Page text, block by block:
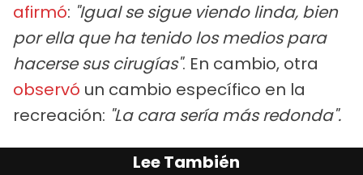
afirmó: "Igual se sigue viendo linda, bien
por ella que ha tenido los medios para
hacerse sus cirugías". En cambio, otra
observó un cambio específico en la
recreación: "La cara sería más redonda".
Lee También